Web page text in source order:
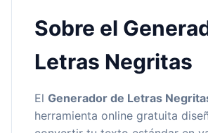
Sobre el
Letras Negritas
El Generador de Letras
herramienta online gratuita